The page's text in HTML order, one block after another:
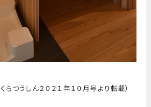
くらつうしん２０２１年１０月号より転載）